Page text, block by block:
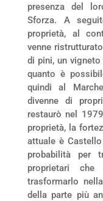
presenza del
Sforza. A
proprietà, al
venne
di pini, un
quanto è
quindi al
divenne di
restaurò nel
proprietà, la
attuale è
probabilità per
proprietari che
trasformarlo
della parte più